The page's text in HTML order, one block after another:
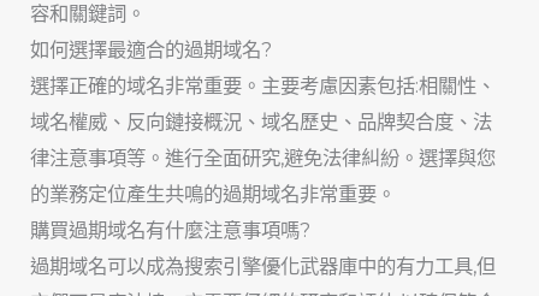
容和關鍵詞。
如何選擇最適合的過期域名?
選擇正確的域名非常重要。主要考慮因素包括:相關性、
域名權威、反向鏈接概況、域名歷史、品牌契合度、法
律注意事項等。進行全面研究,避免法律糾紛。選擇與您
的業務定位產生共鳴的過期域名非常重要。
購買過期域名有什麼注意事項嗎?
過期域名可以成為搜索引擎優化武器庫中的有力工具,但